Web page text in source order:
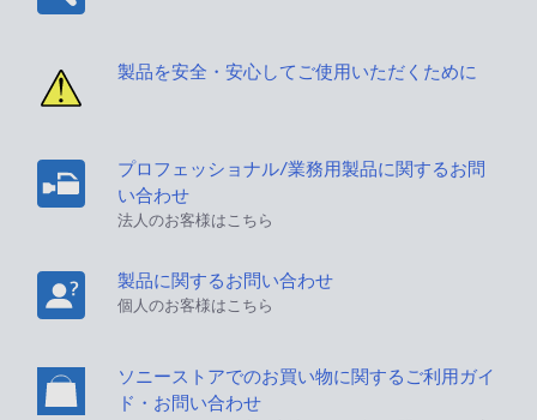
製品を安全・安心してご使用いただくために
プロフェッショナル/業務用製品に関するお問
い合わせ
法人のお客様はこちら
製品に関するお問い合わせ
個人のお客様はこちら
ソニーストアでのお買い物に関するご利用ガイ
ド・お問い合わせ